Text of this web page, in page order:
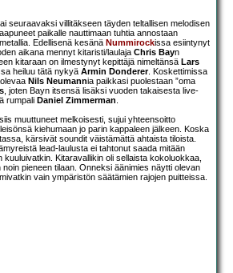
seuraavaksi villitäkseen täyden teltallisen melodisen
paikalle nauttimaan tuhtia annostaan
Edellisenä kesänä Nummirockissa esiintynyt
aikana mennyt kitaristi/laulaja Chris Bayn
kitaraan on ilmestynyt kepittäjä nimeltänsä Lars
heiluu tätä nykyä Armin Donderer. Koskettimissa
Nils Neumannia paikkasi puolestaan ”oma
, joten Bayn itsensä lisäksi vuoden takaisesta live-
rumpali Daniel Zimmerman.
muuttuneet melkoisesti, sujui yhteensoitto
kiehumaan jo parin kappaleen jälkeen. Koska
kärsivät soundit väistämättä ahtaista tiloista.
lead-laulusta ei tahtonut saada mitään
Kitaravallikin oli sellaista kokoluokkaa,
noin pieneen tilaan. Onneksi äänimies näytti olevan
vain ympäristön säätämien rajojen puitteissa.